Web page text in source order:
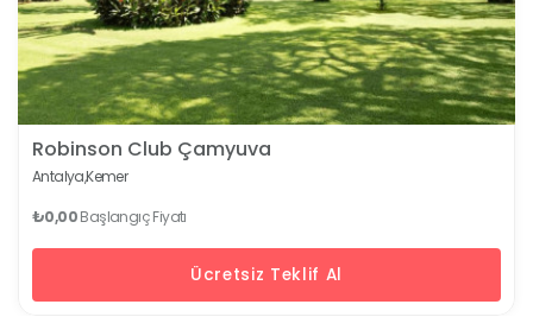
Robinson Club Çamyuva
Antalya,Kemer
₺0,00Başlangıç Fiyatı
Ücretsiz Teklif Al